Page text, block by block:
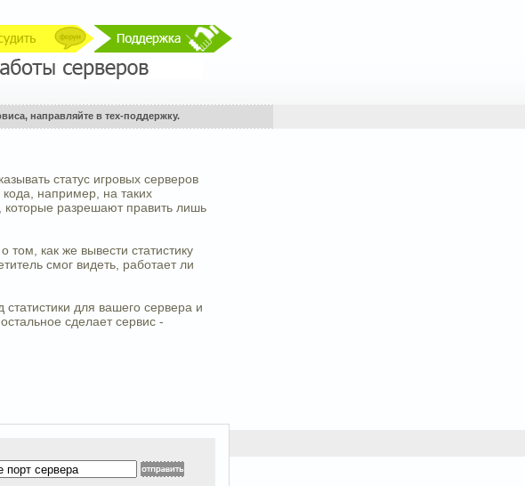
направляйте в тех-поддержку.
статус игровых серверов
кода, например, на таких
которые разрешают править лишь
как же вывести статистику
смог видеть, работает ли
для вашего сервера и
сделает сервис -